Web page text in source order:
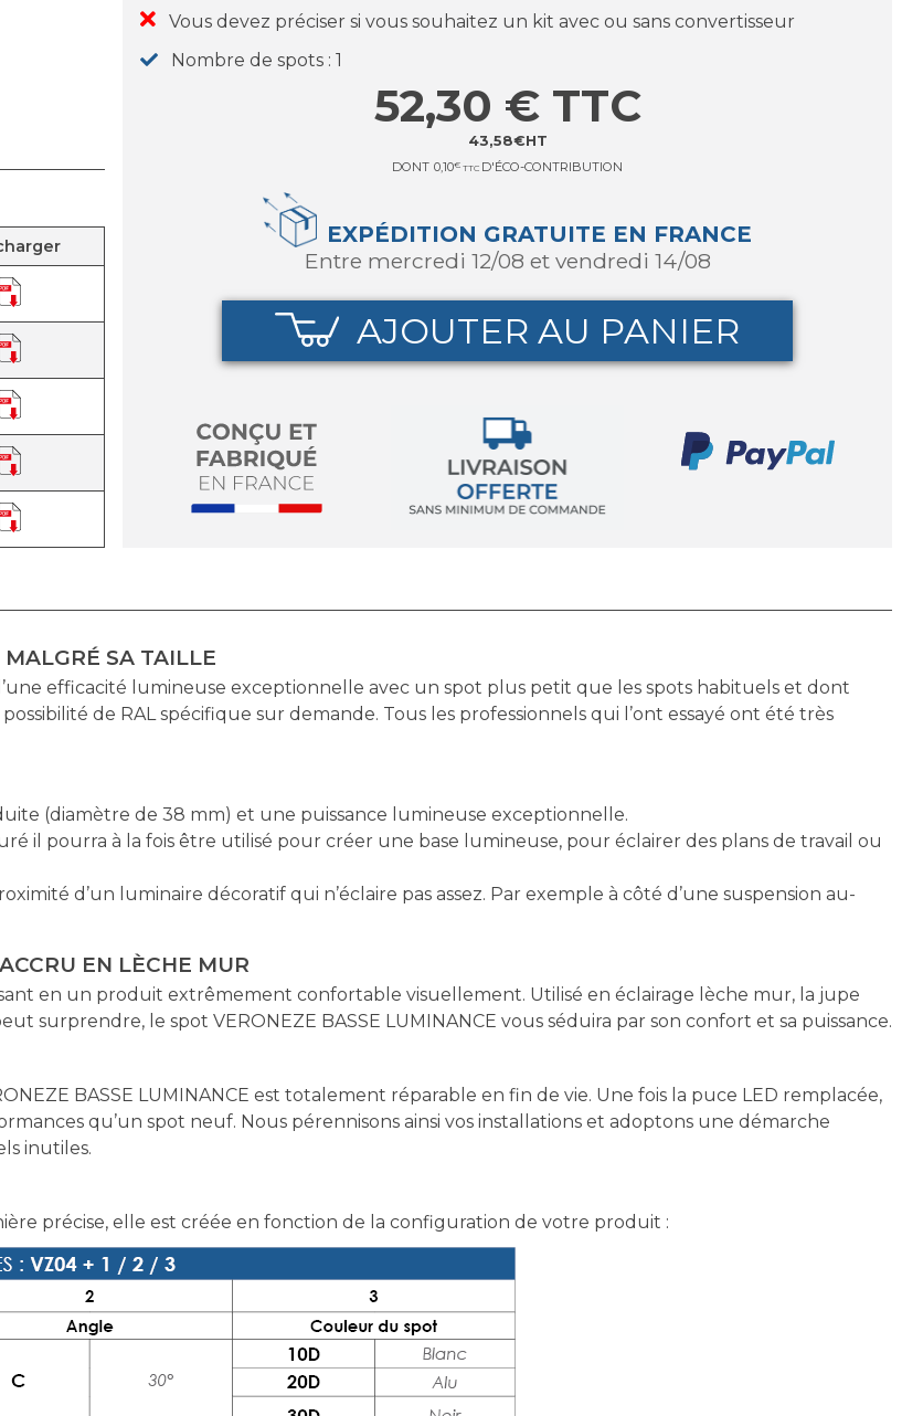
Vous devez préciser si vous souhaitez un kit avec ou sans convertisseur
Nombre de spots 1
43,58€HT
52,30 € TTC
DONT 0,10€ TTC D'ÉCO-CONTRIBUTION
EXPÉDITION GRATUITE EN FRANCE
entre mercredi 12/08 et vendredi 14/08
AJOUTER AU PANIER
SA TAILLE
efficacité lumineuse exceptionnelle avec un spot plus petit que les spots habituels et dont
de RAL spécifique sur demande. Tous les professionnels qui l’ont essayé ont été très
(diamètre de 38 mm) et une puissance lumineuse exceptionnelle.
il pourra à la fois être utilisé pour créer une base lumineuse, pour éclairer des plans de travail ou
d’un luminaire décoratif qui n’éclaire pas assez. Par exemple à côté d’une suspension au-
EN LÈCHE MUR
en un produit extrêmement confortable visuellement. Utilisé en éclairage lèche mur, la jupe
surprendre, le spot VERONEZE BASSE LUMINANCE vous séduira par son confort et sa puissance.
BASSE LUMINANCE est totalement réparable en fin de vie. Une fois la puce LED remplacée,
qu’un spot neuf. Nous pérennisons ainsi vos installations et adoptons une démarche
inutiles.
précise, elle est créée en fonction de la configuration de votre produit :